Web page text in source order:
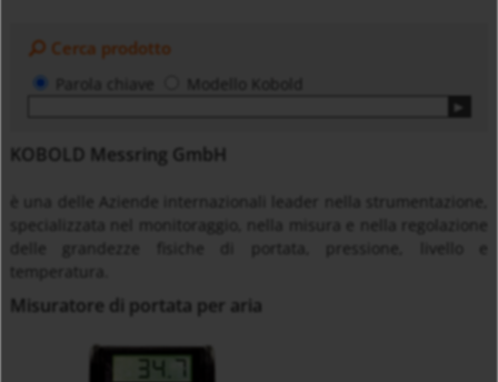
Cerca prodotto
Modello Kobold
KOBOLD Messring GmbH
è una delle Aziende internazionali leader nella strumentazione,
specializzata nel monitoraggio, nella misura e nella regolazione
delle grandezze fisiche di portata, pressione, livello e
Misuratore di portata per aria